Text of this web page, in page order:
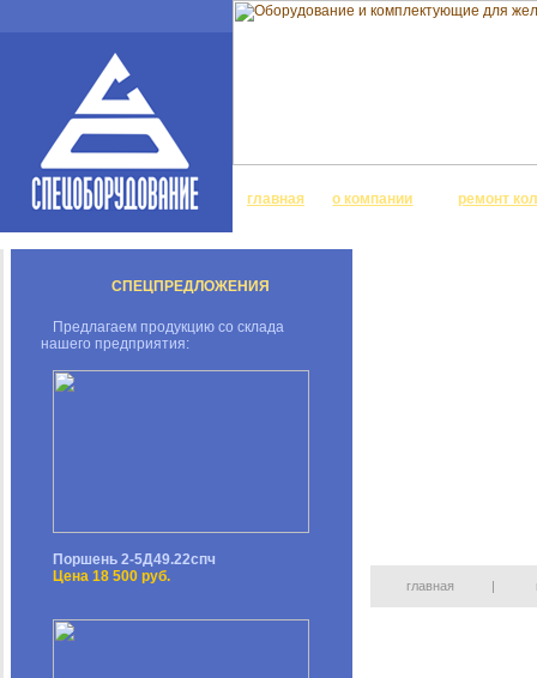
главная о компании ремонт
СПЕЦПРЕДЛОЖЕНИЯ
Предлагаем продукцию со склада
нашего предприятия:
Поршень 2-5Д49.22спч
Цена 18 500 руб.
главная |